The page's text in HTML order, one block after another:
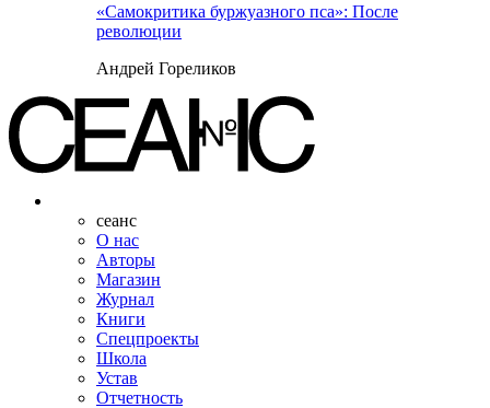
«Самокритика буржуазного пса»: После
революции
Андрей Гореликов
сеанс
О нас
Авторы
Магазин
Журнал
Книги
Спецпроекты
Школа
Устав
Отчетность